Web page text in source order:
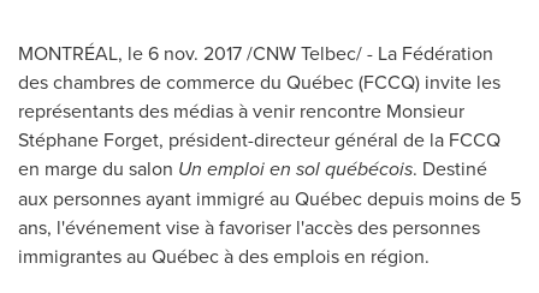
MONTRÉAL, le6 nov. 2017/CNW Telbec/ - La Fédération
des chambres de commerce du Québec (FCCQ) invite les
représentants des médias à venir rencontre Monsieur
Stéphane Forget, président-directeur général de la FCCQ
en marge du salon Un emploi en sol québécois. Destiné
aux personnes ayant immigré au Québec depuis moins de 5
ans, l'événement vise à favoriser l'accès des personnes
immigrantes au Québec à des emplois en région.